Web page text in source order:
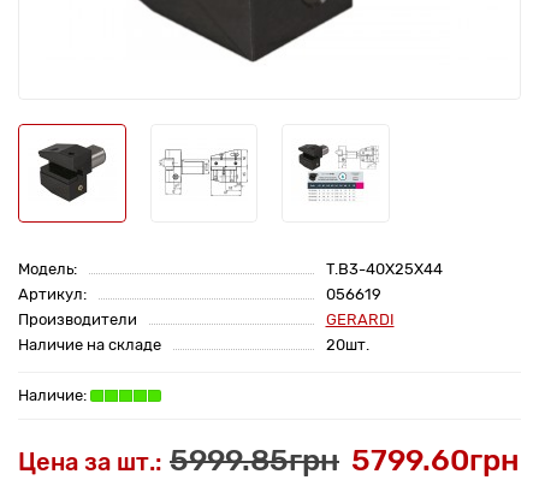
Модель:
T.B3-40X25X44
Артикул:
056619
Производители
GERARDI
Наличие на складе
20шт.
Цена за шт.: 5999.85грн 5799.60грн